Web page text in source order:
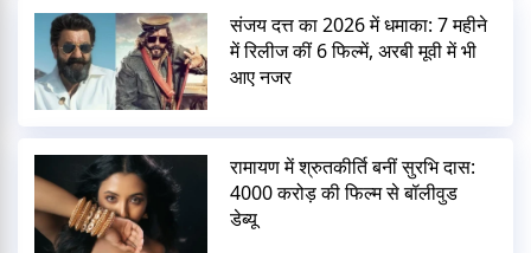
संजय दत्त का 2026 में धमाका: 7 महीने
में रिलीज कीं 6 फिल्में, अरबी मूवी में भी
आए नजर
रामायण में श्रुतकीर्ति बनीं सुरभि दास:
4000 करोड़ की फिल्म से बॉलीवुड
डेब्यू